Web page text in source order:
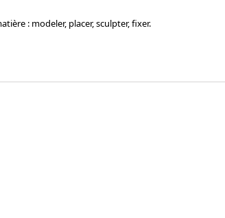
: modeler, placer, sculpter, fixer.